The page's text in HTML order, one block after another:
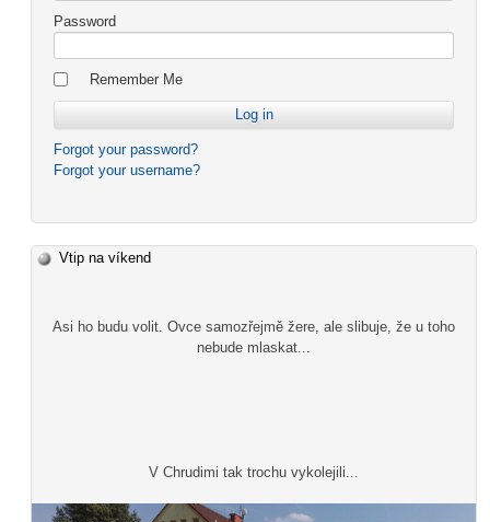
Password
Remember Me
Forgot your password?
Forgot your username?
Vtip na víkend
Asi ho budu volit. Ovce samozřejmě žere, ale slibuje, že u toho
nebude mlaskat...
V Chrudimi tak trochu vykolejili...